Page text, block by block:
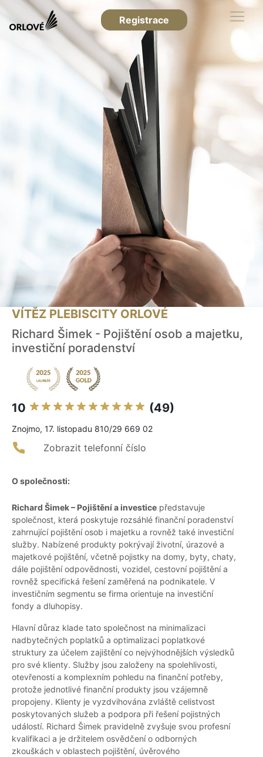
Registrace
VÍTĚZ PLEBISCITY ORLOVÉ
Richard Šimek - Pojištění osob a majetku,
investiční poradenství
10 (49)
Znojmo, 17. listopadu 810/29 669 02
Zobrazit telefonní číslo
O společnosti:
Richard Šimek – Pojištění a investice představuje
společnost, která poskytuje rozsáhlé finanční poradenství
zahrnující pojištění osob i majetku a rovněž také investiční
služby. Nabízené produkty pokrývají životní, úrazové a
majetkové pojištění, včetně pojistky na domy, byty, chaty,
dále pojištění odpovědnosti, vozidel, cestovní pojištění a
rovněž specifická řešení zaměřená na podnikatele. V
investičním segmentu se firma orientuje na investiční
fondy a dluhopisy.
Hlavní důraz klade tato společnost na minimalizaci
nadbytečných poplatků a optimalizaci poplatkové
struktury za účelem zajištění co nejvýhodnějších výsledků
pro své klienty. Služby jsou založeny na spolehlivosti,
otevřenosti a komplexním pohledu na finanční potřeby,
protože jednotlivé finanční produkty jsou vzájemně
propojeny. Klienty je vyzdvihována zvláště celistvost
poskytovaných služeb a podpora při řešení pojistných
událostí. Richard Šimek pravidelně zvyšuje svou profesní
kvalifikaci a je držitelem osvědčení o odborných
zkouškách v oblastech pojištění, úvěrového